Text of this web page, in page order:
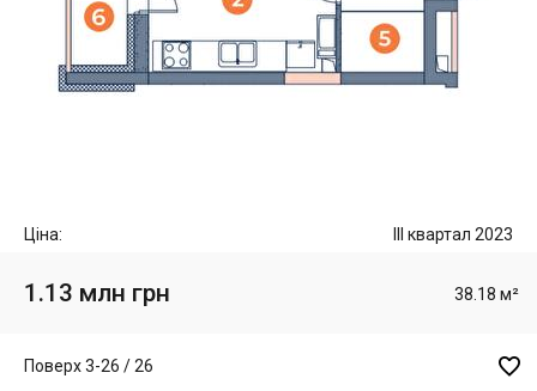
Ціна: III квартал 2023
1.13 млн грн 38.18 м²
Поверх 3-26 / 26 